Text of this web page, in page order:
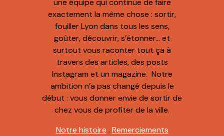
une équipe qui continue de faire
exactement la même chose : sortir,
fouiller Lyon dans tous les sens,
goûter, découvrir, s’étonner… et
surtout vous raconter tout ça à
travers des articles, des posts
Instagram et un magazine. Notre
ambition n’a pas changé depuis le
début : vous donner envie de sortir de
chez vous de profiter de la ville.
Notre histoire . Remerciements